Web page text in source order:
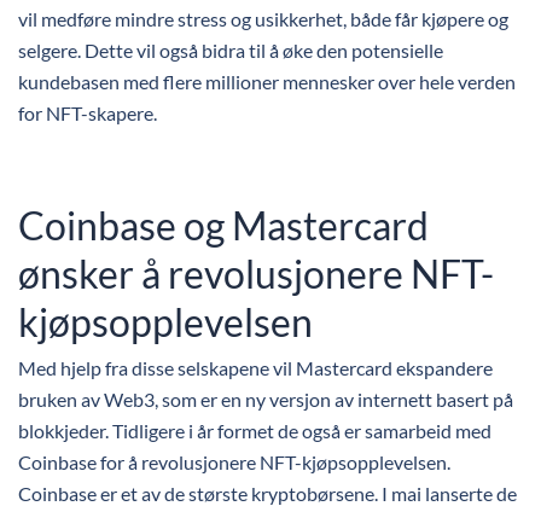
vil medføre mindre stress og usikkerhet, både får kjøpere og
selgere. Dette vil også bidra til å øke den potensielle
kundebasen med flere millioner mennesker over hele verden
for NFT-skapere.
Coinbase og Mastercard
ønsker å revolusjonere NFT-
kjøpsopplevelsen
Med hjelp fra disse selskapene vil Mastercard ekspandere
bruken av Web3, som er en ny versjon av internett basert på
blokkjeder. Tidligere i år formet de også er samarbeid med
Coinbase for å revolusjonere NFT-kjøpsopplevelsen.
Coinbase er et av de største kryptobørsene. I mai lanserte de